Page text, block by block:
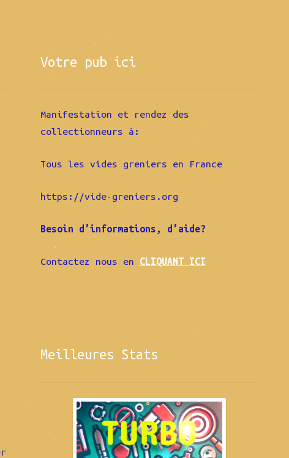
Votre pub ici
Manifestation et rendez des
collectionneurs à:
Tous les vides greniers en France
https://vide-greniers.org
Besoin d’informations, d’aide?
Contactez nous en CLIQUANT ICI
Meilleures Stats